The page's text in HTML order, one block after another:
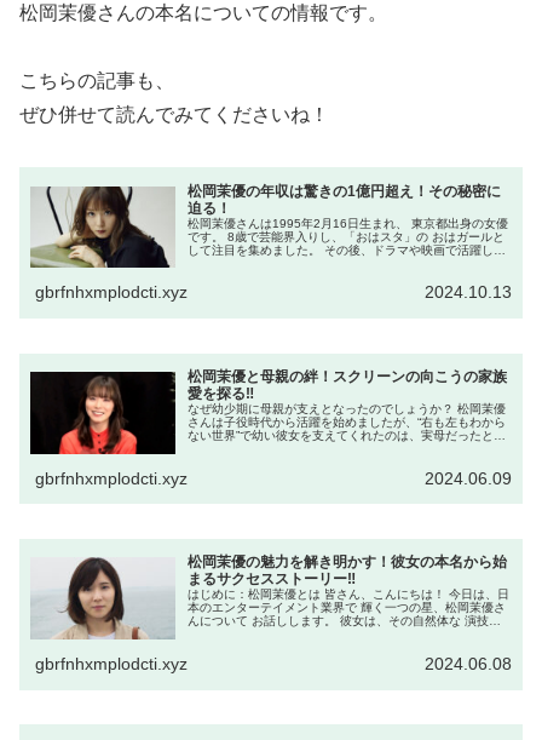
松岡茉優さんの本名についての情報です。
こちらの記事も、
ぜひ併せて読んでみてくださいね！
松岡茉優の年収は驚きの1億円超え！その秘密に
迫る！
松岡茉優さんは1995年2月16日生まれ、 東京都出身の女優
です。 8歳で芸能界入りし、「おはスタ」の おはガールと
して注目を集めました。 その後、ドラマや映画で活躍し、
gbrfnhxmplodcti.xyz 2024.10.13
松岡茉優と母親の絆！スクリーンの向こうの家族
愛を探る‼
なぜ幼少期に母親が支えとなったのでしょうか？ 松岡茉優
さんは子役時代から活躍を始めましたが、“右も左もわから
ない世界”で幼い彼女を支えてくれたのは、実母だったと伝
gbrfnhxmplodcti.xyz 2024.06.09
松岡茉優の魅力を解き明かす！彼女の本名から始
まるサクセスストーリー‼
はじめに：松岡茉優とは 皆さん、こんにちは！ 今日は、日
本のエンターテイメント業界で 輝く一つの星、松岡茉優さ
んについて お話しします。 彼女は、その自然体な 演技と
gbrfnhxmplodcti.xyz 2024.06.08